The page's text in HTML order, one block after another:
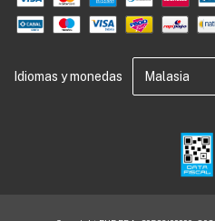
Idiomas y monedas